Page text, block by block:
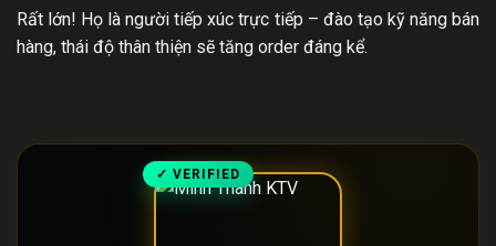
Rất lớn! Họ là người tiếp xúc trực tiếp – đào tạo kỹ năng bán
hàng, thái độ thân thiện sẽ tăng order đáng kể.
✓ VERIFIED